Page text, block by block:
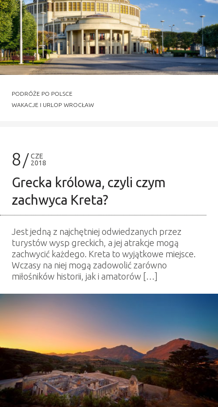
PODRÓŻE PO POLSCE
WAKACJE I URLOP WROCŁAW
8
CZE
2018
Grecka królowa, czyli czym
zachwyca Kreta?
Jest jedną z najchętniej odwiedzanych przez
turystów wysp greckich, a jej atrakcje mogą
zachwycić każdego. Kreta to wyjątkowe miejsce.
Wczasy na niej mogą zadowolić zarówno
miłośników historii, jak i amatorów […]